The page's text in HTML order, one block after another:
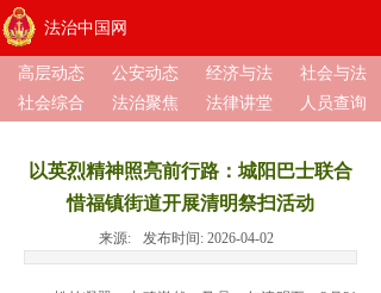
法治中国网
高层动态 公安动态 经济与法
社会与法
社会综合
法治聚焦 法律讲堂 人员查询
以英烈精神照亮前行路：城阳巴士联合
惜福镇街道开展清明祭扫活动
来源: 发布时间: 2026-04-02